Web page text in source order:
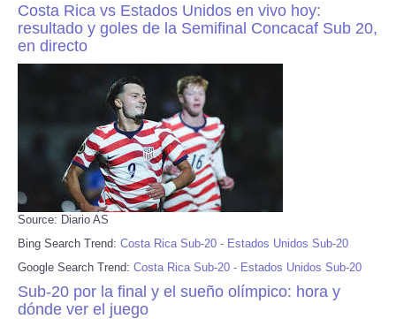
Costa Rica vs Estados Unidos en vivo hoy:
resultado y goles de la Semifinal Concacaf Sub 20,
en directo
Source: Diario AS
Bing Search Trend: Costa Rica Sub-20 - Estados Unidos Sub-20
Google Search Trend: Costa Rica Sub-20 - Estados Unidos Sub-20
Sub-20 por la final y el sueño olímpico: hora y
dónde ver el juego